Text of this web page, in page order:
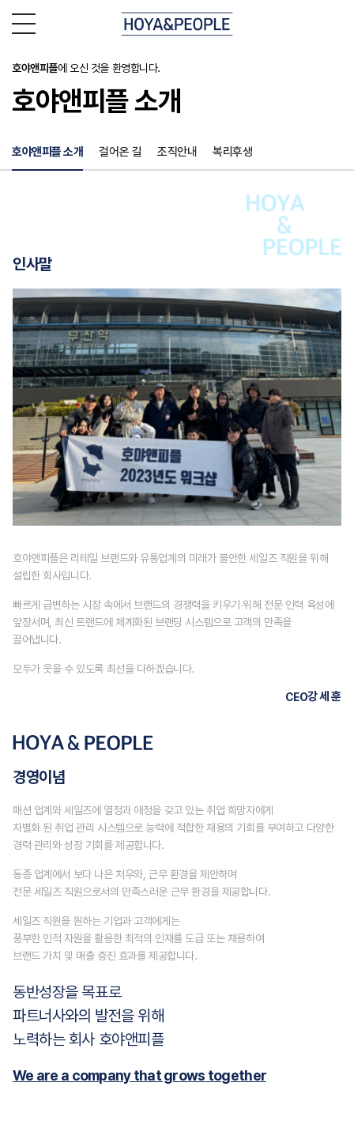
호야앤피플에 오신 것을 환영합니다.
호야앤피플 소개
호야앤피플 소개 걸어온 길 조직안내 복리후생
인사말
호야앤피플은 리테일 브랜드와 유통업계의 미래가 불안한 세일즈 직원을 위해
설립한 회사입니다.
빠르게 급변하는 시장 속에서 브랜드의 경쟁력을 키우기 위해 전문 인력 육성에
앞장서며, 최신 트랜드에 체계화된 브랜딩 시스템으로 고객의 만족을
끌어냅니다.
모두가 웃을 수 있도록 최선을 다하겠습니다.
CEO강 세 훈
경영이념
패션 업계와 세일즈에 열정과 애정을 갖고 있는 취업 희망자에게
차별화 된 취업 관리 시스템으로 능력에 적합한 채용의 기회를 부여하고 다양한
경력 관리와 성장 기회를 제공합니다.
동종 업계에서 보다 나은 처우와, 근무 환경을 제안하며
전문 세일즈 직원으로서의 만족스러운 근무 환경을 제공합니다.
세일즈 직원을 원하는 기업과 고객에게는
풍부한 인적 자원을 활용한 최적의 인재를 도급 또는 채용하여
브랜드 가치 및 매출 증진 효과를 제공합니다.
동반성장을 목표로
파트너사와의 발전을 위해
노력하는 회사 호야앤피플
We are a company that grows together